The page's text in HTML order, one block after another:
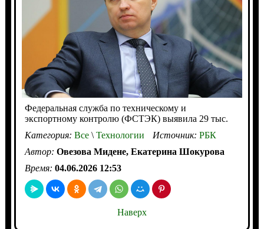
Федеральная служба по техническому и
экспортному контролю (ФСТЭК) выявила 29 тыс.
Категория: Все\Технологии Источник: РБК
Автор: Овезова Мидене, Екатерина Шокурова
Время: 04.06.2026 12:53
Наверх